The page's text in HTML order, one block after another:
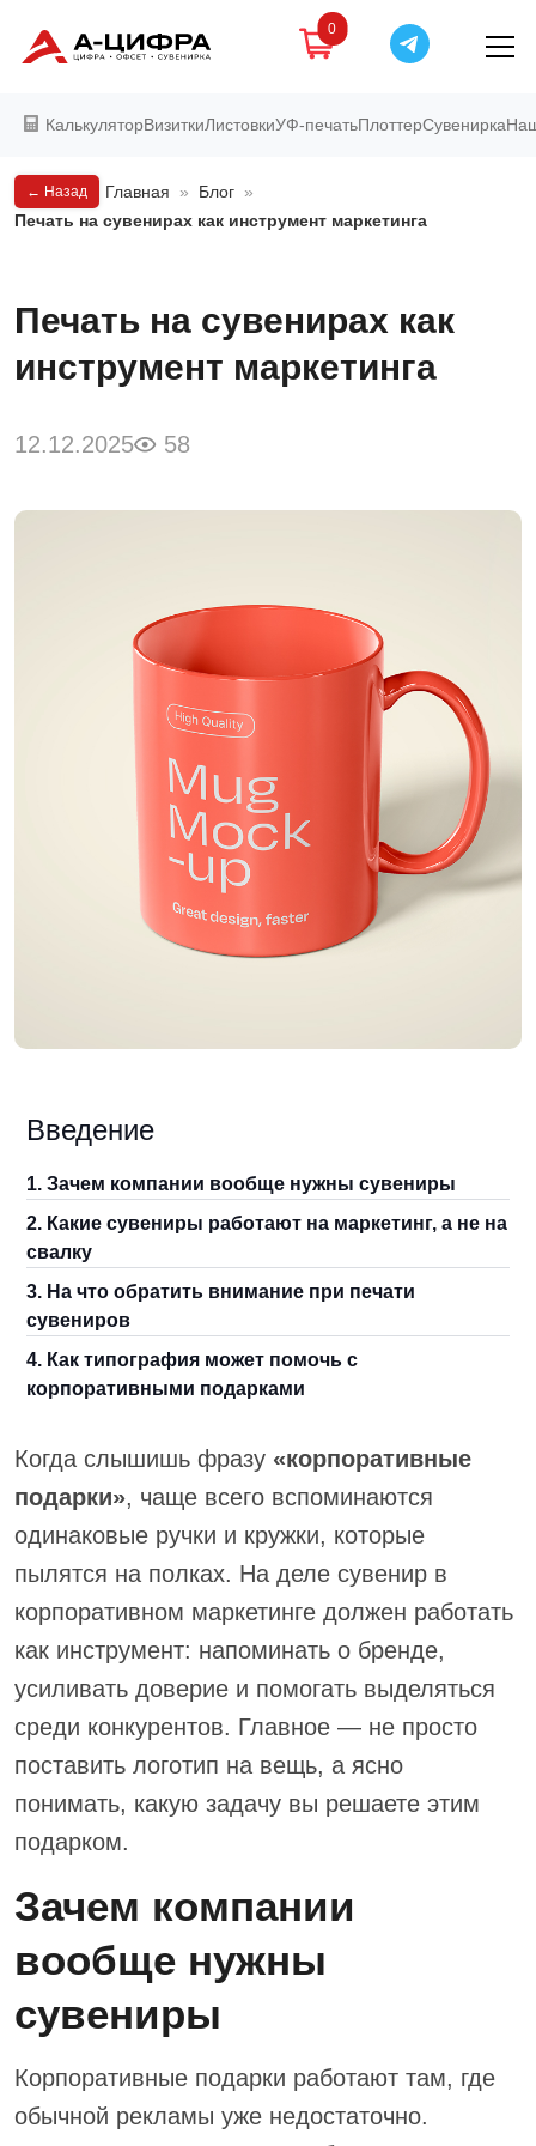
0
КалькуляторВизиткиЛистовкиУФ-печатьПлоттерСувенирка
← Назад Главная » Блог »
Печать на сувенирах как инструмент маркетинга
Печать на сувенирах как
инструмент маркетинга
12.12.2025 58
Введение
1. Зачем компании вообще нужны сувениры
2. Какие сувениры работают на маркетинг, а не на
свалку
3. На что обратить внимание при печати
сувениров
4. Как типография может помочь с
корпоративными подарками
Когда слышишь фразу «корпоративные
подарки», чаще всего вспоминаются
одинаковые ручки и кружки, которые
пылятся на полках. На деле сувенир в
корпоративном маркетинге должен работать
как инструмент: напоминать о бренде,
усиливать доверие и помогать выделяться
среди конкурентов. Главное — не просто
поставить логотип на вещь, а ясно
понимать, какую задачу вы решаете этим
подарком.
Зачем компании
вообще нужны
сувениры
Корпоративные подарки работают там, где
обычной рекламы уже недостаточно.